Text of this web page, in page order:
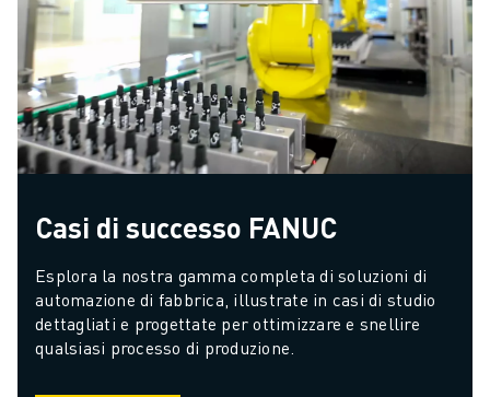
Casi di successo FANUC
Esplora la nostra gamma completa di soluzioni di
automazione di fabbrica, illustrate in casi di studio
dettagliati e progettate per ottimizzare e snellire
qualsiasi processo di produzione.